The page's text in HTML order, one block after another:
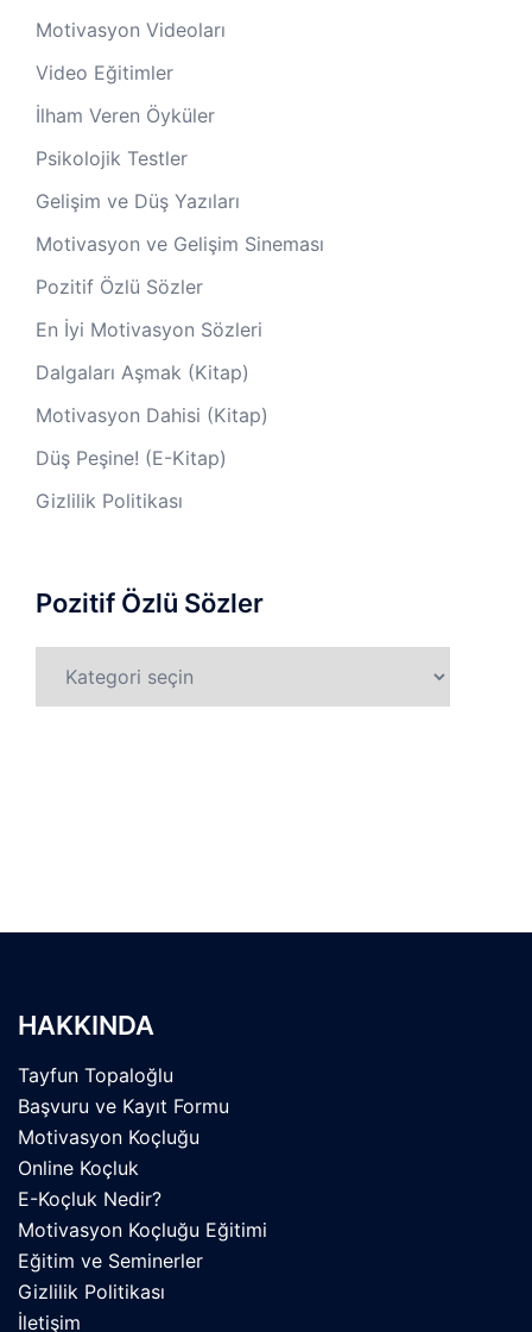
Motivasyon Videoları
Video Eğitimler
İlham Veren Öyküler
Psikolojik Testler
Gelişim ve Düş Yazıları
Motivasyon ve Gelişim Sineması
Pozitif Özlü Sözler
En İyi Motivasyon Sözleri
Dalgaları Aşmak (Kitap)
Motivasyon Dahisi (Kitap)
Düş Peşine! (E-Kitap)
Gizlilik Politikası
Pozitif Özlü Sözler
Özlü
HAKKINDA
Tayfun Topaloğlu
Başvuru ve Kayıt Formu
Motivasyon Koçluğu
Online Koçluk
E-Koçluk Nedir?
Motivasyon Koçluğu Eğitimi
Eğitim ve Seminerler
Gizlilik Politikası
İletişim